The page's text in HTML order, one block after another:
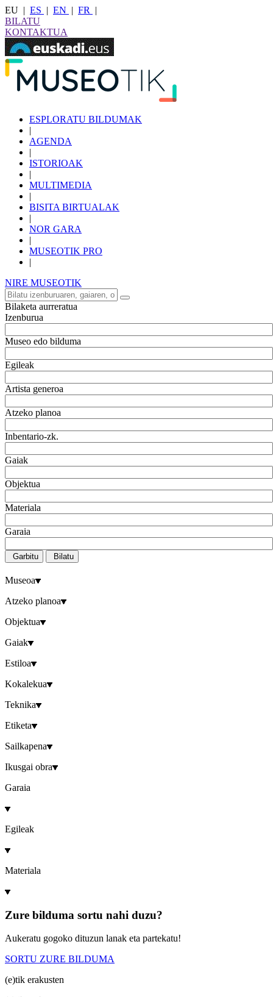
EU | ES | EN | FR
|
BILATU
KONTAKTUA
ESPLORATU BILDUMAK
|
AGENDA
|
ISTORIOAK
|
MULTIMEDIA
|
BISITA BIRTUALAK
|
NOR GARA
|
MUSEOTIK PRO
|
NIRE MUSEOTIK
Bilaketa aurreratua
Izenburua
Museo edo bilduma
Egileak
Artista generoa
Atzeko planoa
Inbentario-zk.
Gaiak
Objektua
Materiala
Garaia
Garbitu Bilatu
Museoa
Atzeko planoa
Objektua
Gaiak
Estiloa
Kokalekua
Teknika
Etiketa
Sailkapena
Ikusgai obra
Garaia
Egileak
Materiala
Zure bilduma sortu nahi duzu?
Aukeratu gogoko dituzun lanak eta partekatu!
SORTU ZURE BILDUMA
(e)tik erakusten